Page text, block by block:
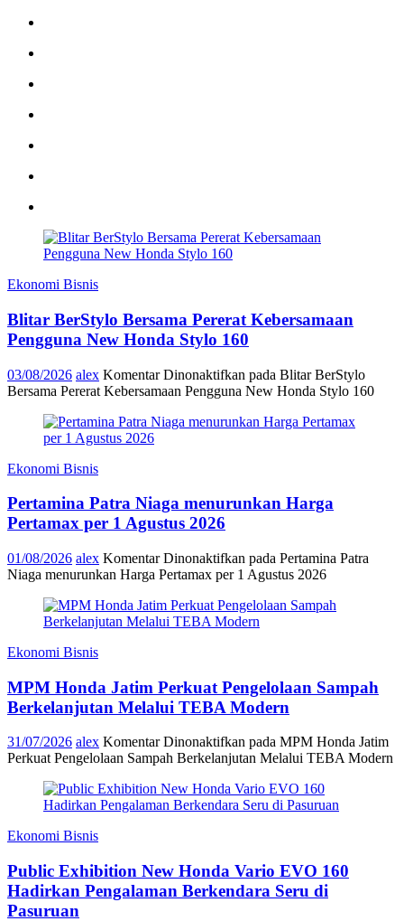
Ekonomi Bisnis
Blitar BerStylo Bersama Pererat Kebersamaan
Pengguna New Honda Stylo 160
03/08/2026 alex Komentar Dinonaktifkan pada Blitar BerStylo
Bersama Pererat Kebersamaan Pengguna New Honda Stylo 160
Ekonomi Bisnis
Pertamina Patra Niaga menurunkan Harga
Pertamax per 1 Agustus 2026
01/08/2026 alex Komentar Dinonaktifkan pada Pertamina Patra
Niaga menurunkan Harga Pertamax per 1 Agustus 2026
Ekonomi Bisnis
MPM Honda Jatim Perkuat Pengelolaan Sampah
Berkelanjutan Melalui TEBA Modern
31/07/2026 alex Komentar Dinonaktifkan pada MPM Honda Jatim
Perkuat Pengelolaan Sampah Berkelanjutan Melalui TEBA Modern
Ekonomi Bisnis
Public Exhibition New Honda Vario EVO 160
Hadirkan Pengalaman Berkendara Seru di
Pasuruan